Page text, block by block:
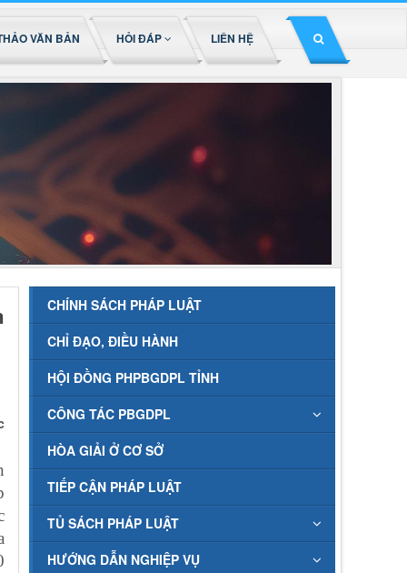
VĂN BẢN HỎI ĐÁP LIÊN HỆ
CHÍNH SÁCH PHÁP LUẬT
CHỈ ĐẠO, ĐIỀU HÀNH
HỘI ĐỒNG PHPBGDPL TỈNH
CÔNG TÁC PBGDPL
HÒA GIẢI Ở CƠ SỞ
TIẾP CẬN PHÁP LUẬT
TỦ SÁCH PHÁP LUẬT
HƯỚNG DẪN NGHIỆP VỤ